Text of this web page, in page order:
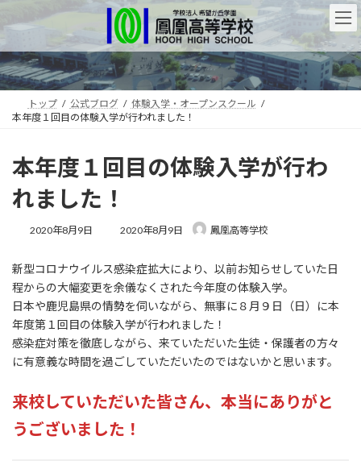
ン
ン
ツ
へ
ビ
ー
シ
ョ
トップ 公式ブログ
体験入学・オープンスクール
本年度１回目の体験入学が行われました！
本年度１回目の体験入学が行わ
れました！
2020年8月9日
最
新
日
時
:
2020年8月9日 鳳凰高等学校
新型コロナウイルス感染症拡大により、以前お知らせしていた日
程からの大幅変更を余儀なくされた今年度の体験入学。
日本や鹿児島県の情勢を伺いながら、無事に８月９日（日）に本
年度第１回目の体験入学が行われました！
感染症対策を徹底しながら、来ていただいた生徒・保護者の方々
に有意義な時間を過ごしていただいたのではないかと思います。
来校していただいた皆さん、本当にありがと
うございました！